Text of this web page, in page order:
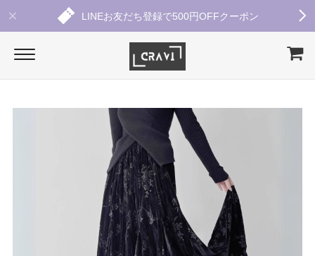
LINEお友だち登録で500円OFFクーポン